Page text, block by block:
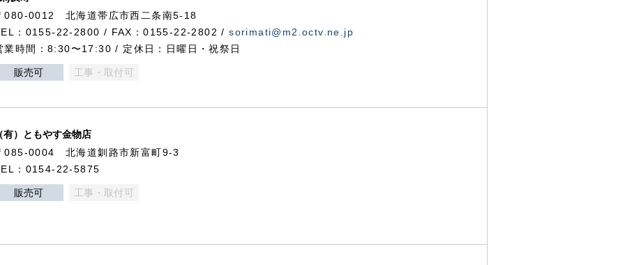
080-0012 北海道帯広市西二条南5-18
：0155-22-2800 / FAX：0155-22-2802 /sorimati@m2.octv.ne.jp
業時間：8:30〜17:30 / 定休日：日曜日・祝祭日
販売可 工事・取付可
有）ともやす金物店
085-0004 北海道釧路市新富町9-3
：0154-22-5875
販売可 工事・取付可